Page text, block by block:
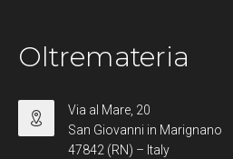
Oltremateria
Via al Mare, 20
San Giovanni in Marignano
47842 (RN) – Italy